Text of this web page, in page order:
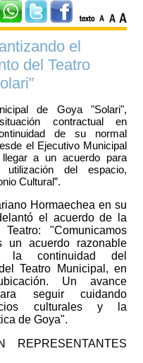
el
del Teatro
de Goya "Solari",
contractual en
de su normal
el Ejecutivo Municipal
a un acuerdo para
del espacio,
Cultural”.
Hormaechea en su
el acuerdo de la
"Comunicamos
un acuerdo razonable
la continuidad del
Teatro Municipal, en
Un avance
seguir cuidando
culturales y la
de Goya".
REPRESENTANTES